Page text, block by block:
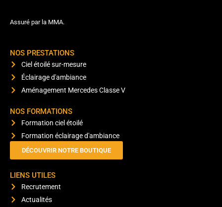
Assuré par la MMA.
NOS PRESTATIONS
Ciel étoilé sur-mesure
Éclairage d'ambiance
Aménagement Mercedes Classe V
NOS FORMATIONS
Formation ciel étoilé
Formation éclairage d'ambiance
DÉCOUVRIR NOTRE BOUTIQUE
LIENS UTILES
Recrutement
Actualités